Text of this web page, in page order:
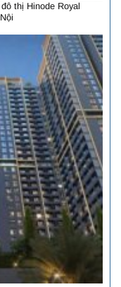
thị Hinode Royal